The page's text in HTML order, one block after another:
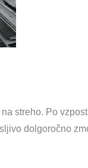
streho. Po
dolgoročno